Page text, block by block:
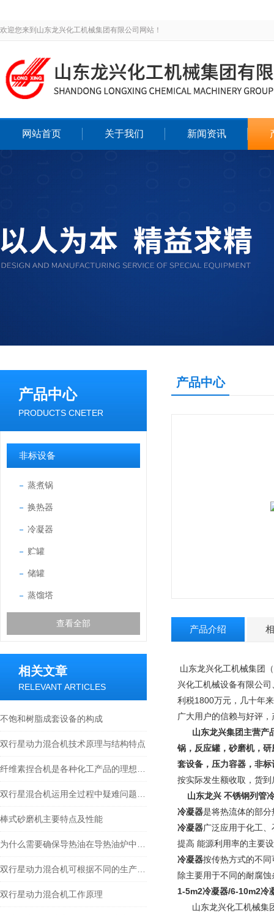
欢迎您来到山东龙兴化工机械集团有限公司网站！
网站首页 关于我们 新闻资讯
产品中心
PRODUCTS CNETER
非标设备
蒸煮锅
换热器
冷凝器
贮罐
储罐
蒸馏塔
查看全部
相关文章
RELEVANT ARTICLES
不饱和树脂成套设备的构成
双行星动力混合机技术原理与结构特点
棒式砂磨机主要特点及性能
双行星动力混合机工作原理
产品中心
产品介绍
山东龙兴化工机械集团
兴化工机械设备有限公
利税1800万元，几十年
广大用户的信赖与好评
山东龙兴集团主营产
锅，反应罐，砂磨机，
套设备，压力容器，非标
按实际发生额收取，货
山东龙兴 不锈钢列管
冷凝器是将热流体的部
冷凝器广泛应用于化工
提高 能源利用率的主要
冷凝器按传热方式的不
除主要用于不同的耐腐
1-5m2冷凝器/6-10m2冷
山东龙兴化工机械集